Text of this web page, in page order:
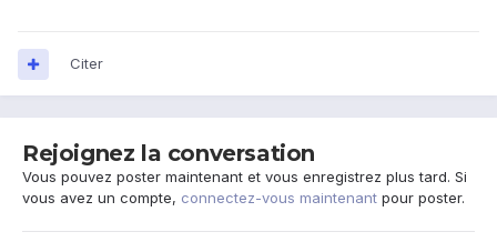
Citer
Rejoignez la conversation
Vous pouvez poster maintenant et vous enregistrez plus tard. Si
vous avez un compte, connectez-vous maintenant pour poster.